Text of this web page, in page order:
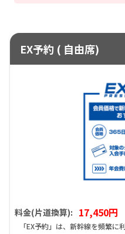
EX予約 ( 自由席)
料金(片道換算): 17,450円
「EX予約」は、新幹線を頻繁